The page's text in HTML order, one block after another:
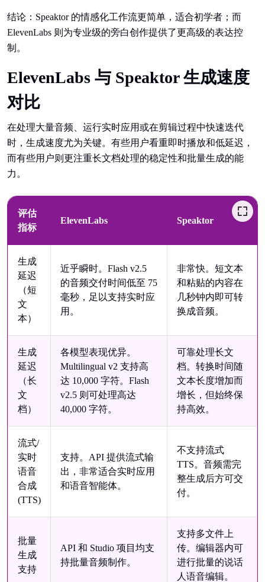
结论：Speaktor 的情感化工作流更简单，适合初学者；而
ElevenLabs 则为专业级的旁白创作提供了更高级的表达控
制。
ElevenLabs 与 Speaktor 生成速度
对比
在处理大量音频、运行实时应用或在剪辑过程中快速迭代
时，生成速度尤为关键。有些用户看重即时播放和低延迟，
而有些用户则更注重长文档处理的稳定性和批量生成的能
力。
评估
指标
ElevenLabs Speaktor
生成
延迟
（短
文
本）
近乎瞬时。Flash v2.5
的音频交付时间低至 75
毫秒，足以支持实时应
用。
非常快。短文本
和粘贴的内容在
几秒钟内即可转
换成音频。
生成
延迟
（长
文
档）
各模型表现优异。
Multilingual v2 支持高
达 10,000 字符。Flash
v2.5 则可处理高达
40,000 字符。
可靠处理长文
档。转换时间随
文本长度增加而
增长，但始终保
持高效。
流式/
实时
语音
合成
(TTS)
支持。API 提供流式输
出，非常适合实时应用
和语音智能体。
不支持流式
TTS。音频需完
整生成后方可交
付。
批量
生成
支持
API 和 Studio 项目均支
持批量音频制作。
支持多文件上
传。编辑器内可
进行批量的说话
人语音编辑。